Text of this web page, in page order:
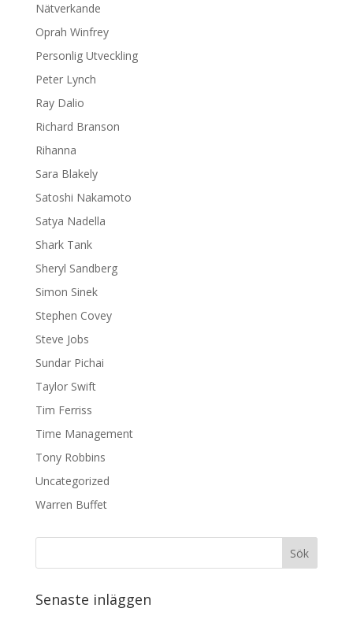
Nätverkande
Oprah Winfrey
Personlig Utveckling
Peter Lynch
Ray Dalio
Richard Branson
Rihanna
Sara Blakely
Satoshi Nakamoto
Satya Nadella
Shark Tank
Sheryl Sandberg
Simon Sinek
Stephen Covey
Steve Jobs
Sundar Pichai
Taylor Swift
Tim Ferriss
Time Management
Tony Robbins
Uncategorized
Warren Buffet
Senaste inläggen